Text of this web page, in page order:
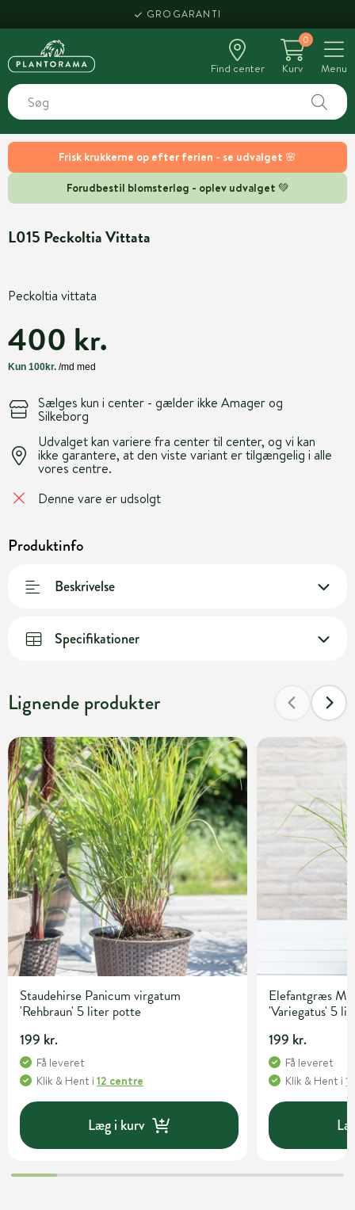
Frisk krukkerne op efter ferien - se udvalget 🌸
Forudbestil blomsterløg - oplev udvalget 💚
GROGARANTI
Find center
0
Kurv
Menu
L015 Peckoltia Vittata
Peckoltia vittata
400 kr.
Sælges kun i center - gælder ikke Amager og
Silkeborg
Udvalget kan variere fra center til center, og vi kan
ikke garantere, at den viste variant er tilgængelig i alle
vores centre.
Denne vare er udsolgt
Produktinfo
Beskrivelse
Specifikationer
Lignende produkter
Staudehirse Panicum virgatum
'Rehbraun' 5 liter potte
199 kr.
Få leveret
Klik & Hent i 12 centre
Læg i kurv
Elefantgræs
'Variegatus' 5
199 kr.
Få leveret
Klik & Hent i